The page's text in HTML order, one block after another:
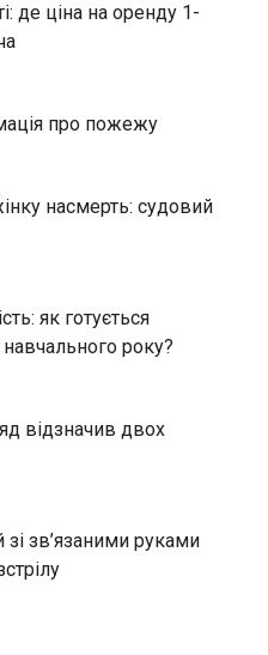
де ціна на оренду 1-
про пожежу
насмерть: судовий
як готується
навчального року?
відзначив двох
зі зв’язаними руками